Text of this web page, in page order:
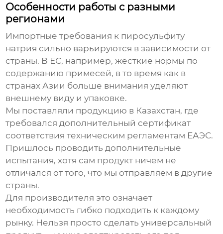
Особенности работы с разными
регионами
Импортные требования к пиросульфиту
натрия сильно варьируются в зависимости от
страны. В ЕС, например, жёсткие нормы по
содержанию примесей, в то время как в
странах Азии больше внимания уделяют
внешнему виду и упаковке.
Мы поставляли продукцию в Казахстан, где
требовался дополнительный сертификат
соответствия техническим регламентам ЕАЭС.
Пришлось проводить дополнительные
испытания, хотя сам продукт ничем не
отличался от того, что мы отправляем в другие
страны.
Для производителя это означает
необходимость гибко подходить к каждому
рынку. Нельзя просто сделать универсальный